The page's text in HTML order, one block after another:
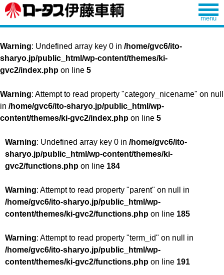
Warning: Undefined array key 0 in /home/gvc6/ito-
sharyo.jp/public_html/wp-content/themes/ki-
gvc2/index.php on line 5
Warning: Attempt to read property "category_nicename" on null
in /home/gvc6/ito-sharyo.jp/public_html/wp-
content/themes/ki-gvc2/index.php on line 5
Warning: Undefined array key 0 in /home/gvc6/ito-
sharyo.jp/public_html/wp-content/themes/ki-
gvc2/functions.php on line 184
Warning: Attempt to read property "parent" on null in
/home/gvc6/ito-sharyo.jp/public_html/wp-
content/themes/ki-gvc2/functions.php on line 185
Warning: Attempt to read property "term_id" on null in
/home/gvc6/ito-sharyo.jp/public_html/wp-
content/themes/ki-gvc2/functions.php on line 191